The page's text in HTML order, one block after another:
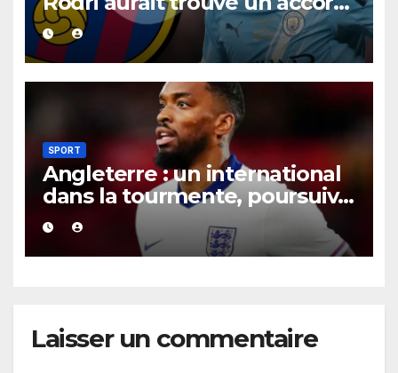
XXL avec le Barça pour un
contrat jusqu’en 2030.
SPORT
Angleterre : un international
dans la tourmente, poursuivi
après une présumée
agression survenue en boîte
de nuit.
Laisser un commentaire